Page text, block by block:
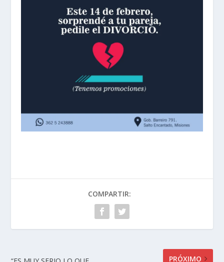
COMPARTIR:
PRÓXIMO